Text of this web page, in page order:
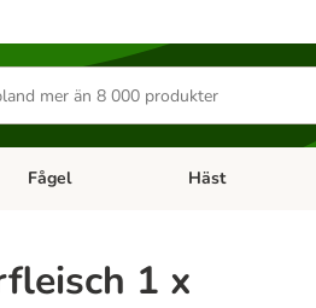
Smådjur
Open category menu: Fisk
Fågel Open category
Häst
1 x